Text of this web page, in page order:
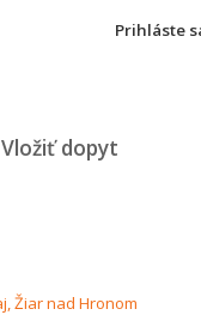
Prihláste
Vložiť dopyt